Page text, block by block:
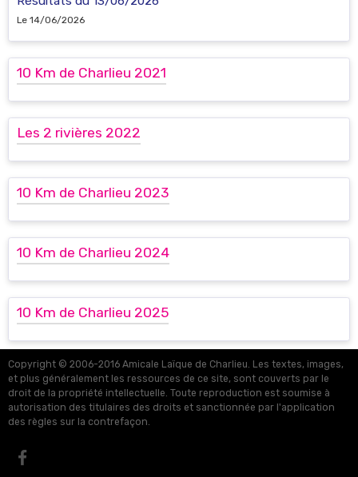
Le 14/06/2026
10 Km de Charlieu 2021
Les 2 rivières 2022
10 Km de Charlieu 2023
10 Km de Charlieu 2024
10 Km de Charlieu 2025
Copyright © 2006-2016 Amicale Laïque de Charlieu. Les textes, images,
et plus généralement les ressources de ce site, sont couverts par le
droit de la propriété intellectuelle. Toute reproduction est soumise à
autorisation des titulaires des droits et sanctionnée par l'application
des règles sur la contrefaçon.